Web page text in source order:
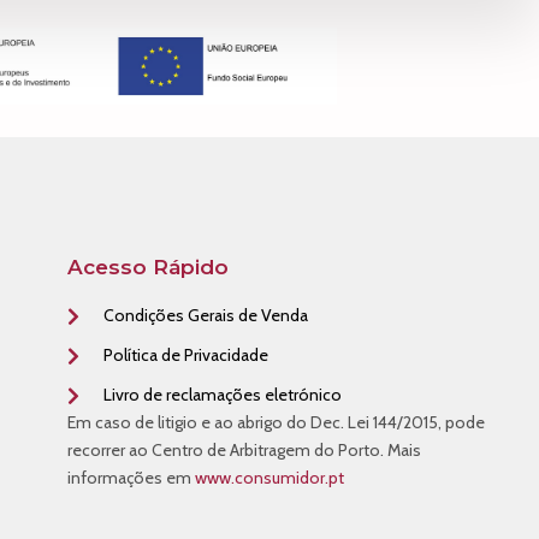
Acesso Rápido
Condições Gerais de Venda
Política de Privacidade
Livro de reclamações eletrónico
Em caso de litigio e ao abrigo do Dec. Lei 144/2015, pode
recorrer ao Centro de Arbitragem do Porto. Mais
informações em www.consumidor.pt